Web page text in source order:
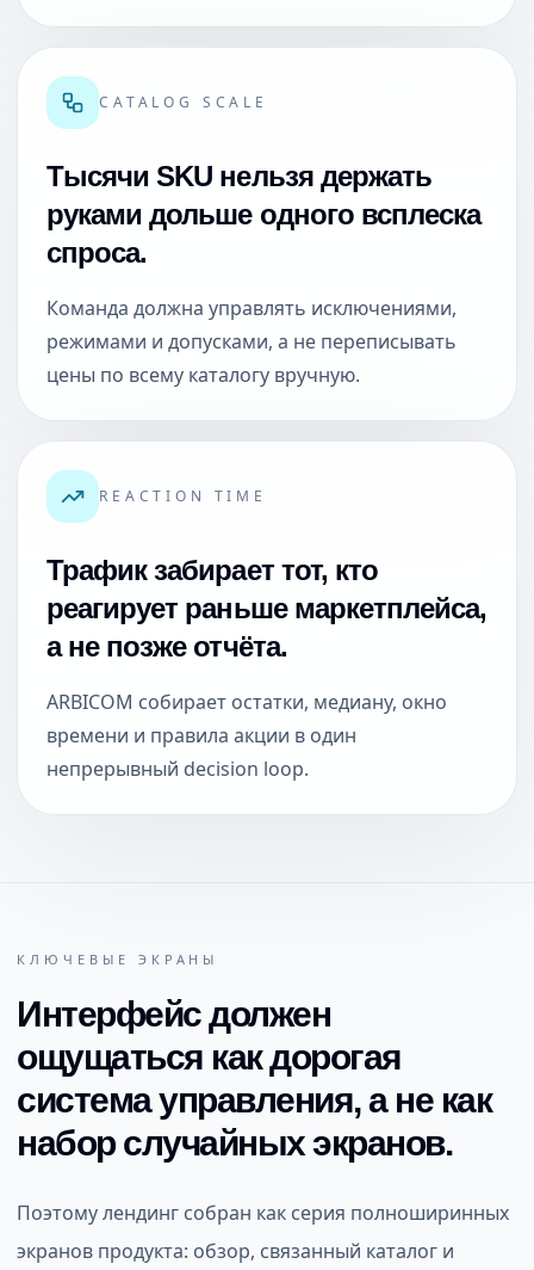
CATALOG SCALE
Тысячи SKU нельзя держать
руками дольше одного всплеска
спроса.
Команда должна управлять исключениями,
режимами и допусками, а не переписывать
цены по всему каталогу вручную.
REACTION TIME
Трафик забирает тот, кто
реагирует раньше маркетплейса,
а не позже отчёта.
ARBICOM собирает остатки, медиану, окно
времени и правила акции в один
непрерывный decision loop.
КЛЮЧЕВЫЕ ЭКРАНЫ
Интерфейс должен
ощущаться как дорогая
система управления, а не как
набор случайных экранов.
Поэтому лендинг собран как серия полноширинных
экранов продукта: обзор, связанный каталог и